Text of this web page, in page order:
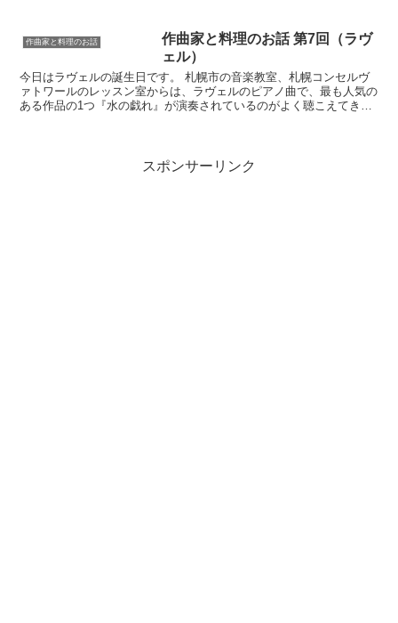
作曲家と料理のお話
作曲家と料理のお話 第7回（ラヴ
ェル）
今日はラヴェルの誕生日です。 札幌市の音楽教室、札幌コンセルヴ
ァトワールのレッスン室からは、ラヴェルのピアノ曲で、最も人気の
ある作品の1つ『水の戯れ』が演奏されているのがよく聴こえてきま
スポンサーリンク